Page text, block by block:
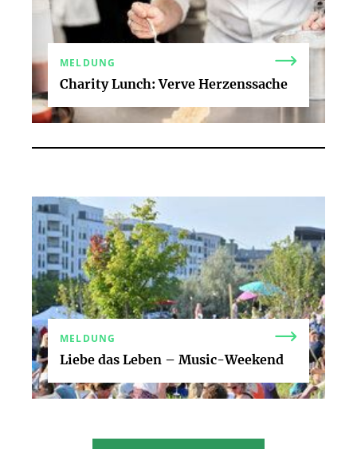
MELDUNG
Charity Lunch: Verve Herzenssache
MELDUNG
Liebe das Leben – Music-Weekend